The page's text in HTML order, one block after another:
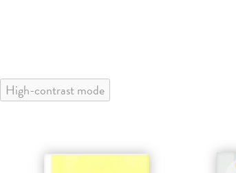
High-contrast mode